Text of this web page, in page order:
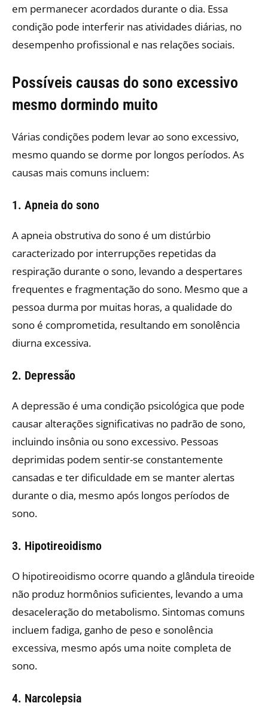
em permanecer acordados durante o dia. Essa
condição pode interferir nas atividades diárias, no
desempenho profissional e nas relações sociais.
Possíveis causas do sono excessivo
mesmo dormindo muito
Várias condições podem levar ao sono excessivo,
mesmo quando se dorme por longos períodos. As
causas mais comuns incluem:
1. Apneia do sono
A apneia obstrutiva do sono é um distúrbio
caracterizado por interrupções repetidas da
respiração durante o sono, levando a despertares
frequentes e fragmentação do sono. Mesmo que a
pessoa durma por muitas horas, a qualidade do
sono é comprometida, resultando em sonolência
diurna excessiva.
2. Depressão
A depressão é uma condição psicológica que pode
causar alterações significativas no padrão de sono,
incluindo insônia ou sono excessivo. Pessoas
deprimidas podem sentir-se constantemente
cansadas e ter dificuldade em se manter alertas
durante o dia, mesmo após longos períodos de
sono. ​
3. Hipotireoidismo
O hipotireoidismo ocorre quando a glândula tireoide
não produz hormônios suficientes, levando a uma
desaceleração do metabolismo. Sintomas comuns
incluem fadiga, ganho de peso e sonolência
excessiva, mesmo após uma noite completa de
sono.
4. Narcolepsia